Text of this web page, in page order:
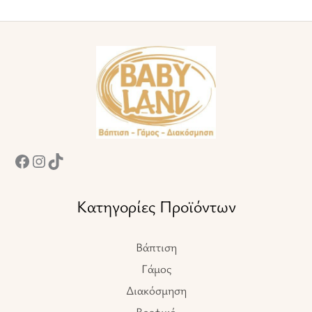
Κατηγορίες Προϊόντων
Βάπτιση
Γάμος
Διακόσμηση